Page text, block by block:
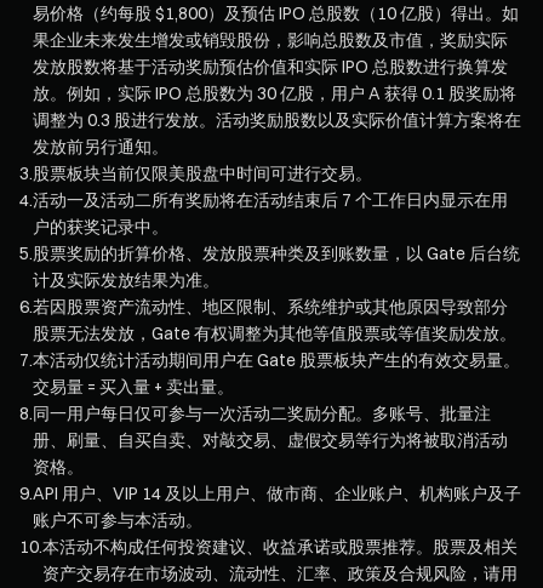
易价格（约每股 $1,800）及预估 IPO 总股数（10 亿股）得出。如
果企业未来发生增发或销毁股份，影响总股数及市值，奖励实际
发放股数将基于活动奖励预估价值和实际 IPO 总股数进行换算发
放。例如，实际 IPO 总股数为 30 亿股，用户 A 获得 0.1 股奖励将
调整为 0.3 股进行发放。活动奖励股数以及实际价值计算方案将在
发放前另行通知。
3.股票板块当前仅限美股盘中时间可进行交易。
4.活动一及活动二所有奖励将在活动结束后 7 个工作日内显示在用
户的获奖记录中。
5.股票奖励的折算价格、发放股票种类及到账数量，以 Gate 后台统
计及实际发放结果为准。
6.若因股票资产流动性、地区限制、系统维护或其他原因导致部分
股票无法发放，Gate 有权调整为其他等值股票或等值奖励发放。
7.本活动仅统计活动期间用户在 Gate 股票板块产生的有效交易量。
交易量 = 买入量 + 卖出量。
8.同一用户每日仅可参与一次活动二奖励分配。多账号、批量注
册、刷量、自买自卖、对敲交易、虚假交易等行为将被取消活动
资格。
9.API 用户、VIP 14 及以上用户、做市商、企业账户、机构账户及子
账户不可参与本活动。
10.本活动不构成任何投资建议、收益承诺或股票推荐。股票及相关
资产交易存在市场波动、流动性、汇率、政策及合规风险，请用